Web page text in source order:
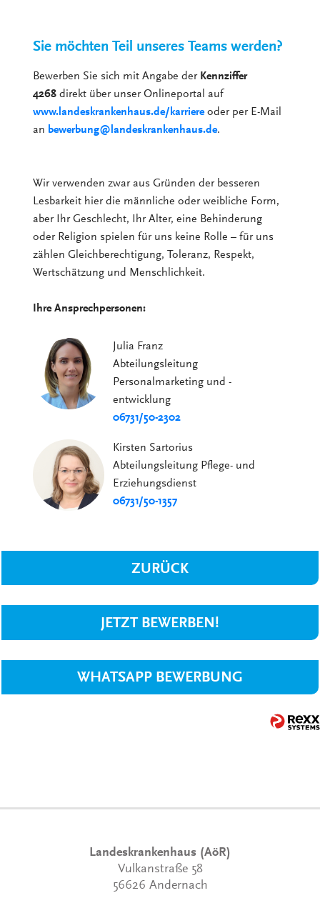
Sie möchten Teil unseres Teams werden?
Bewerben Sie sich mit Angabe der Kennziffer
4268direkt über unser Onlineportal auf
www.landeskrankenhaus.de/karriereoder per E-Mail
an bewerbung@landeskrankenhaus.de.
Wir verwenden zwar aus Gründen der besseren
Lesbarkeit hier die männliche oder weibliche Form,
aber Ihr Geschlecht, Ihr Alter, eine Behinderung
oder Religion spielen für uns keine Rolle – für uns
zählen Gleichberechtigung, Toleranz, Respekt,
Wertschätzung und Menschlichkeit.
Ihre Ansprechpersonen:
Julia Franz
Abteilungsleitung
Personalmarketing und -
entwicklung
06731/50-2302
Kirsten Sartorius
Abteilungsleitung Pflege- und
Erziehungsdienst
06731/50-1357
ZURÜCK
JETZT BEWERBEN!
WHATSAPP BEWERBUNG
Landeskrankenhaus (AöR)
Vulkanstraße 58
56626 Andernach